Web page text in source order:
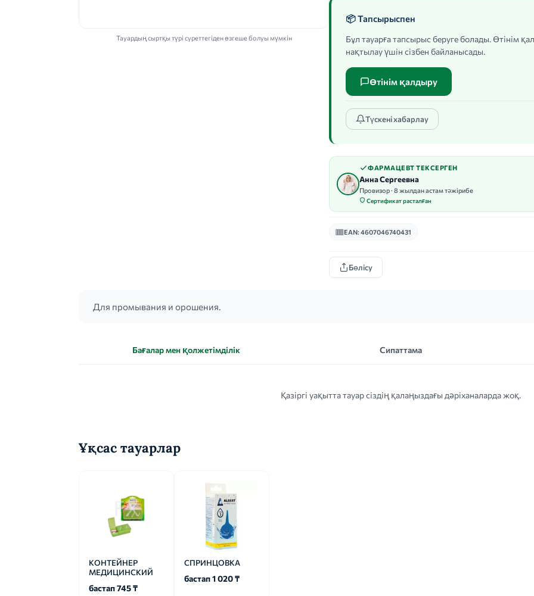
Тауардың сыртқы түрі суреттегіден өзгеше болуы мүмкін
📦 Тапсырыспен
Бұл тауарға тапсырыс беруге болады. Өтінім
нақтылау үшін сізбен байланысады.
Өтінім қалдыру
Түскені хабарлау
ФАРМАЦЕВТ ТЕКСЕРГЕН
Анна Сергеевна
Провизор · 8 жылдан астам тәжірибе
Сертификат расталған
EAN: 4607046740431
Бөлісу
Для промывания и орошения.
Бағалар мен қолжетімділік Сипаттама
Қазіргі уақытта тауар сіздің қалаңыздағы дәріханаларда жоқ.
Ұқсас тауарлар
КОНТЕЙНЕР
МЕДИЦИНСКИЙ
бастап 745 ₸
СПРИНЦОВКА
бастап 1 020 ₸